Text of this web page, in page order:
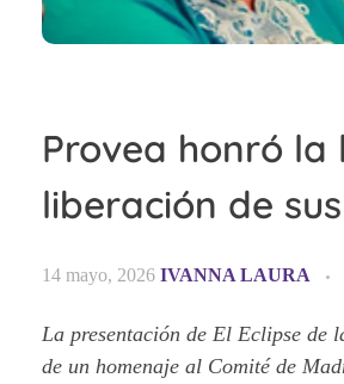
Provea honró
liberación de
14 mayo, 2026 IVANNA LAURA
La presentación de El Eclipse de
de un homenaje al Comité de